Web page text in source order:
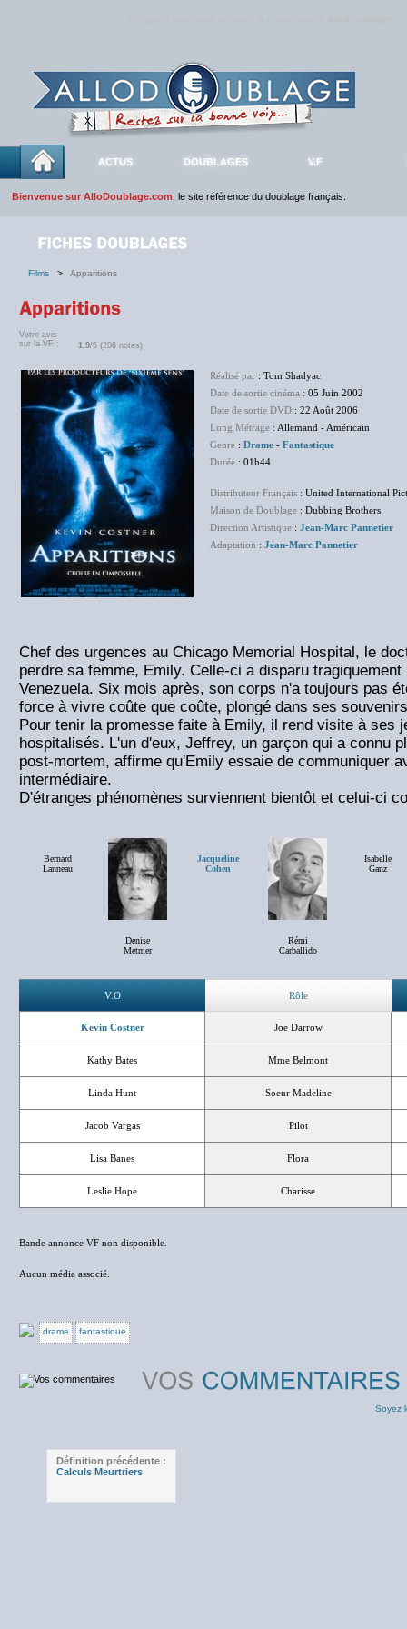
ACTUS DOUBLAGES V.F
Bienvenue sur AlloDoublage.com , le site référence du doublage français.
Films > Apparitions
Votre avis
sur la VF :
1.9/5 (206 notes)
Réalisé par : Tom Shadyac
Date de sortie cinéma : 05 Juin 2002
Date de sortie DVD : 22 Août 2006
Long Métrage : Allemand - Américain
Genre : Drame - Fantastique
Durée : 01h44
Distributeur Français : United International
Maison de Doublage : Dubbing Brothers
Direction Artistique : Jean-Marc Pannetier
Adaptation : Jean-Marc Pannetier
Chef des urgences au Chicago Memorial Hospital, le
perdre sa femme, Emily. Celle-ci a disparu
Venezuela. Six mois après, son corps n'a toujours pas
force à vivre coûte que coûte, plongé dans ses
Pour tenir la promesse faite à Emily, il rend visite à ses
hospitalisés. L'un d'eux, Jeffrey, un garçon qui a connu
post-mortem, affirme qu'Emily essaie de communiquer
intermédiaire.
D'étranges phénomènes surviennent bientôt et celui-ci
Bernard
Lanneau
Denise
Metmer
Jacqueline
Cohen
Rémi
Carballido
Isabelle
Ganz
V.O Rôle
Kevin Costner Joe Darrow
Kathy Bates Mme Belmont
Linda Hunt Soeur Madeline
Jacob Vargas Pilot
Lisa Banes Flora
Leslie Hope Charisse
Bande annonce VF non disponible.
Aucun média associé.
drame fantastique
Soyez
Définition précédente :
Calculs Meurtriers